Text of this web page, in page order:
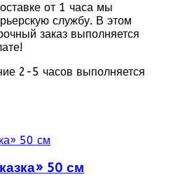
от 1 часа мы
службу. В этом
заказ выполняется
2-5 часов выполняется
50 см